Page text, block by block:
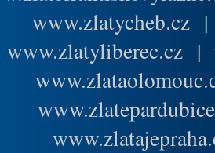
www.zlatycheb.cz
www.zlatyliberec.cz |